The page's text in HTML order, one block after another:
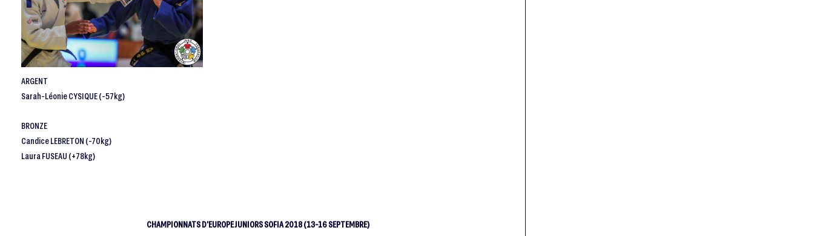
ARGENT
Sarah-Léonie CYSIQUE (-57kg)
BRONZE
Candice LEBRETON (-70kg)
Laura FUSEAU (+78kg)
CHAMPIONNATS D’EUROPE JUNIORS SOFIA 2018 (13-16 SEPTEMBRE)